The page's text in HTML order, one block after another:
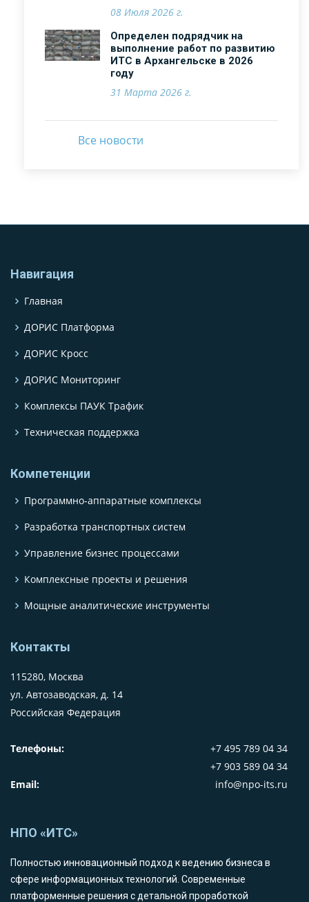
08 Июля 2026 г.
Определен подрядчик на
выполнение работ по развитию
ИТС в Архангельске в 2026
году
31 Марта 2026 г.
Все новости
Навигация
Главная
ДОРИС Платформа
ДОРИС Кросс
ДОРИС Мониторинг
Комплексы ПАУК Трафик
Техническая поддержка
Компетенции
Программно-аппаратные комплексы
Разработка транспортных систем
Управление бизнес процессами
Комплексные проекты и решения
Мощные аналитические инструменты
Контакты
115280, Москва
ул. Автозаводская, д. 14
Российская Федерация
Телефоны:
+7 495 789 04 34
+7 903 589 04 34
Email:
info@npo-its.ru
НПО «ИТС»
Полностью инновационный подход к ведению бизнеса в
сфере информационных технологий. Современные
платформенные решения с детальной проработкой